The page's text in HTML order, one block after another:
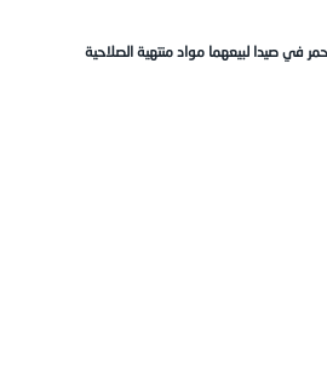
في صيدا لبيعهما مواد منتهية الصلاحية